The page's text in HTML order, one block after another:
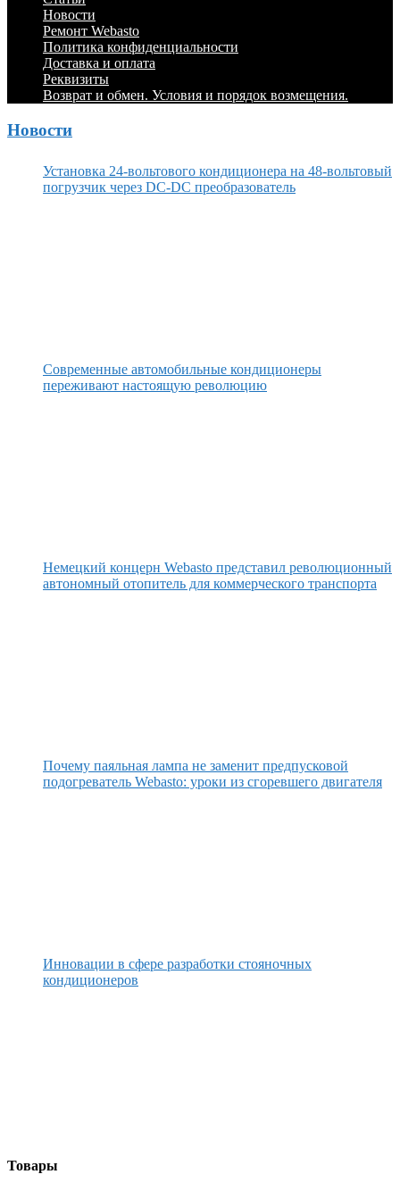
Menu
содержимому
Новости
Ремонт Webasto
Политика конфиденциальности
Доставка и оплата
Реквизиты
Возврат и обмен. Условия и порядок возмещения.
Новости
Установка 24-вольтового кондиционера на 48-вольтовый
погрузчик через DC-DC преобразователь
Современные автомобильные кондиционеры
переживают настоящую революцию
Немецкий концерн Webasto представил революционный
автономный отопитель для коммерческого транспорта
Почему паяльная лампа не заменит предпусковой
подогреватель Webasto: уроки из сгоревшего двигателя
Инновации в сфере разработки стояночных
кондиционеров
Товары